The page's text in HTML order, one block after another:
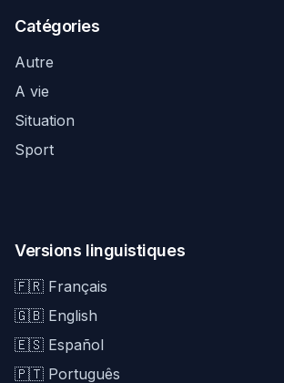
Catégories
Autre
A vie
Situation
Sport
Versions linguistiques
🇫🇷 Français
🇬🇧 English
🇪🇸 Español
🇵🇹 Português